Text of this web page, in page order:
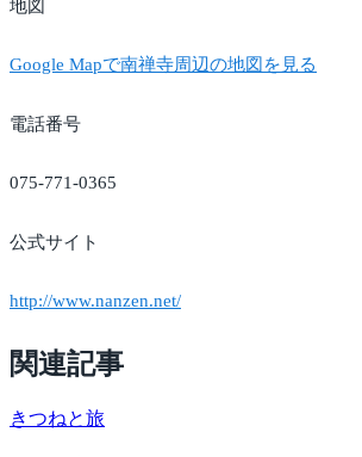
地図
Google Mapで南禅寺周辺の地図を見る
電話番号
075-771-0365
公式サイト
http://www.nanzen.net/
関連記事
きつねと旅